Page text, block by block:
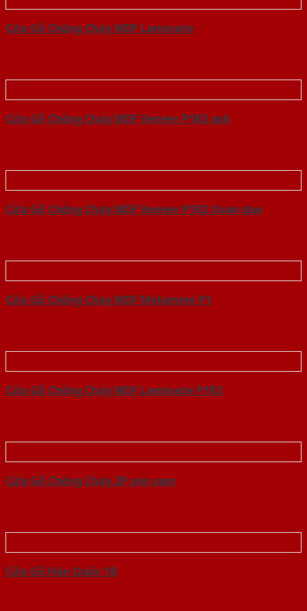
Cửa Gỗ Chống Cháy MDF Laminate
Cửa Gỗ Chống Cháy MDF Veneer P1R2 ash
Cửa Gỗ Chống Cháy MDF Veneer P1R2 Xoan dao
Cửa Gỗ Chống Cháy MDF Melamine P1
Cửa Gỗ Chống Cháy MDF Laminate P1R2
Cửa Gỗ Chống Cháy 2P son xam
Cửa Gỗ Hàn Quốc 1B